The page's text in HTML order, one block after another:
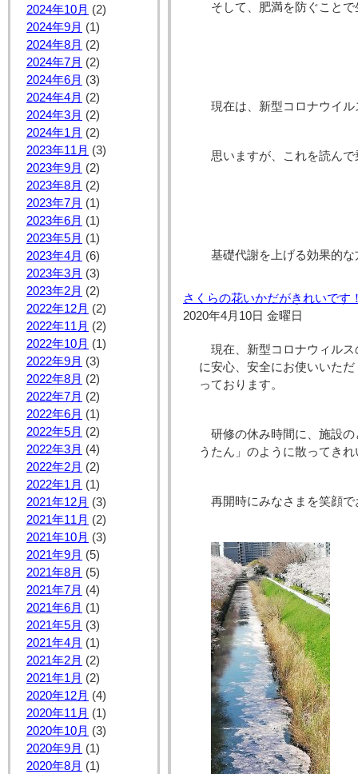
2024年10月 (2)
2024年9月 (1)
2024年8月 (2)
2024年7月 (2)
2024年6月 (3)
2024年4月 (2)
2024年3月 (2)
2024年1月 (2)
2023年11月 (3)
2023年9月 (2)
2023年8月 (2)
2023年7月 (1)
2023年6月 (1)
2023年5月 (1)
2023年4月 (6)
2023年3月 (3)
2023年2月 (2)
2022年12月 (2)
2022年11月 (2)
2022年10月 (1)
2022年9月 (3)
2022年8月 (2)
2022年7月 (2)
2022年6月 (1)
2022年5月 (2)
2022年3月 (4)
2022年2月 (2)
2022年1月 (1)
2021年12月 (3)
2021年11月 (2)
2021年10月 (3)
2021年9月 (5)
2021年8月 (5)
2021年7月 (4)
2021年6月 (1)
2021年5月 (3)
2021年4月 (1)
2021年2月 (2)
2021年1月 (2)
2020年12月 (4)
2020年11月 (1)
2020年10月 (3)
2020年9月 (1)
2020年8月 (1)
そして、肥満を防ぐこと
現在は、新型コロナウイ
思いますが、これを読ん
基礎代謝を上げる効果的
さくらの花いかだがきれいです
2020年4月10日 金曜日
現在、新型コロナウィル
に安心、安全にお使いいた
っております。
研修の休み時間に、施設
うたん」のように散ってき
再開時にみなさまを笑顔